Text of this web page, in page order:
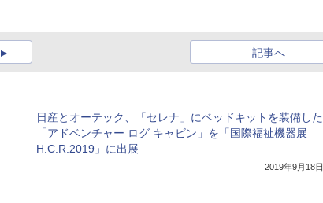
記事へ
日産とオーテック、「セレナ」にベッドキットを装備した
「アドベンチャー ログ キャビン」を「国際福祉機器展
H.C.R.2019」に出展
2019年9月18日